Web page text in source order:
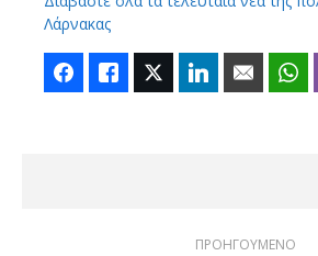
Λάρνακας
FacebookLike Twitter LinkedIn Email
ΠΡΟΗΓΟΥΜΕΝΟ